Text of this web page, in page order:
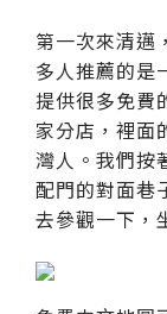
第一次來清邁
多人推薦的是
提供很多免費
家分店，裡面
灣人。我們按
配門的對面巷
去參觀一下，